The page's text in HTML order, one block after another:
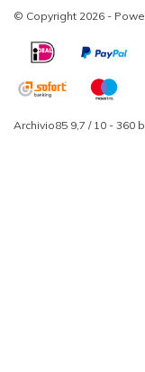
© Copyright 2026 -
Archivio85 9,7 / 10 - 360